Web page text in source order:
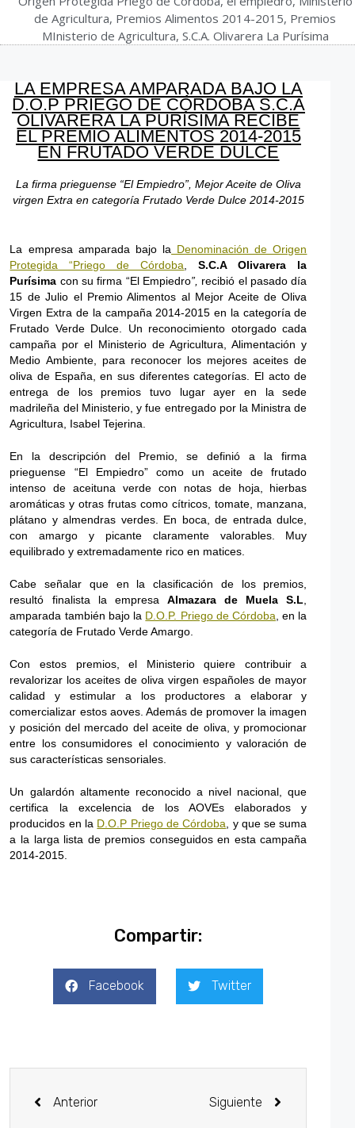
de Agricultura, Premios Alimentos 2014-2015, Premios
MInisterio de Agricultura, S.C.A. Olivarera La Purísima
LA EMPRESA AMPARADA BAJO LA
D.O.P PRIEGO DE CÓRDOBA S.C.A
OLIVARERA LA PURÍSIMA RECIBE
EL PREMIO ALIMENTOS 2014-2015
EN FRUTADO VERDE DULCE
La firma prieguense “El Empiedro”, Mejor Aceite de Oliva
virgen Extra en categoría Frutado Verde Dulce 2014-2015
La empresa amparada bajo la Denominación de Origen
Protegida “Priego de Córdoba ,S.C.A Olivarera la
Purísima con su firma “El Empiedro”, recibió el pasado día
15 de Julio el Premio Alimentos al Mejor Aceite de Oliva
Virgen Extra de la campaña 2014-2015 en la categoría de
Frutado Verde Dulce. Un reconocimiento otorgado cada
campaña por el Ministerio de Agricultura, Alimentación y
Medio Ambiente, para reconocer los mejores aceites de
oliva de España, en sus diferentes categorías. El acto de
entrega de los premios tuvo lugar ayer en la sede
madrileña del Ministerio, y fue entregado por la Ministra de
Agricultura, Isabel Tejerina.
En la descripción del Premio, se definió a la firma
prieguense “El Empiedro” como un aceite de frutado
intenso de aceituna verde con notas de hoja, hierbas
aromáticas y otras frutas como cítricos, tomate, manzana,
plátano y almendras verdes. En boca, de entrada dulce,
con amargo y picante claramente valorables. Muy
equilibrado y extremadamente rico en matices.
Cabe señalar que en la clasificación de los premios,
resultó finalista la empresaAlmazara de Muela S.L
amparada también bajo la D.O.P. Priego de Córdoba en la
categoría de Frutado Verde Amargo.
Con estos premios, el Ministerio quiere contribuir a
revalorizar los aceites de oliva virgen españoles de mayor
calidad y estimular a los productores a elaborar y
comercializar estos aoves. Además de promover la imagen
y posición del mercado del aceite de oliva, y promocionar
entre los consumidores el conocimiento y valoración de
sus características sensoriales.
Un galardón altamente reconocido a nivel nacional, que
certifica la excelencia de los AOVEs elaborados y
producidos en la D.O.P Priego de Córdoba , y que se suma
a la larga lista de premios conseguidos en esta campaña
2014-2015.
Compartir:
Facebook Twitter
Anterior Siguiente